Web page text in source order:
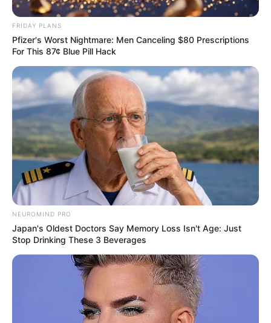
Banned In 3 Countries – But Men Swear By It!
Arthrologist Begs To Stop Buying Knee Braces - Do
This Instead
FORGE BODY
FRIDAY PLANS
Pfizer's Worst Nightmare: Men Canceling $80 Prescriptions
For This 87¢ Blue Pill Hack
NEUROMIND PRO
Japan's Oldest Doctors Say Memory Loss Isn't Age: Just
Stop Drinking These 3 Beverages